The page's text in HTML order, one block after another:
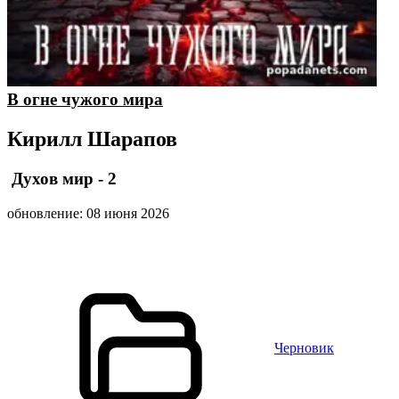
В огне чужого мира
Кирилл Шарапов
Духов мир - 2
обновление: 08 июня 2026
Черновик